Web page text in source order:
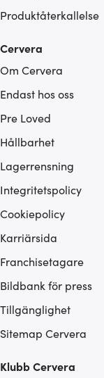
Produktåterkallelse
Cervera
Om Cervera
Endast hos oss
Pre Loved
Hållbarhet
Lagerrensning
Integritetspolicy
Cookiepolicy
Karriärsida
Franchisetagare
Bildbank för press
Tillgänglighet
Sitemap Cervera
Klubb Cervera